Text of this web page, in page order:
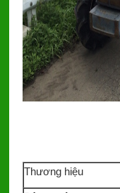
Thương hiệu